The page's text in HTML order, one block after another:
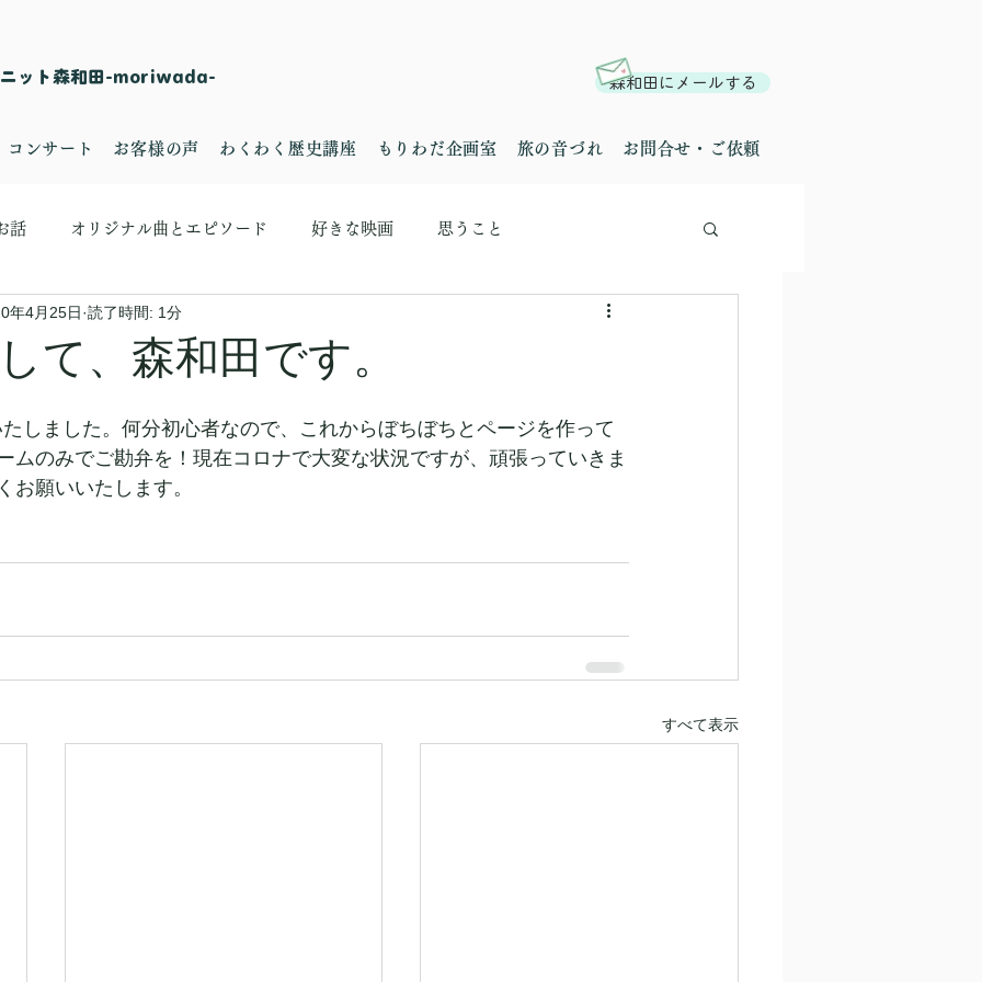
ニット森和田-moriwada- 森和田にメールする
コンサート お客様の声 わくわく歴史講座 もりわだ企画室 旅の音づれ お問合せ・ご依頼
話 オリジナル曲とエピソード 好きな映画 思うこと
て、森和田です。
年4月25日 読了時間: 1分
ました。何分初心者なので、これからぼちぼちとページを作って
ムのみでご勘弁を！現在コロナで大変な状況ですが、頑張っていきま
お願いいたします。
すべて表示